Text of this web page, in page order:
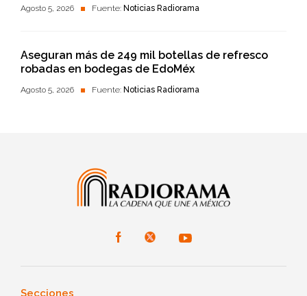
Agosto 5, 2026 Fuente: Noticias Radiorama
Aseguran más de 249 mil botellas de refresco
robadas en bodegas de EdoMéx
Agosto 5, 2026 Fuente: Noticias Radiorama
Secciones